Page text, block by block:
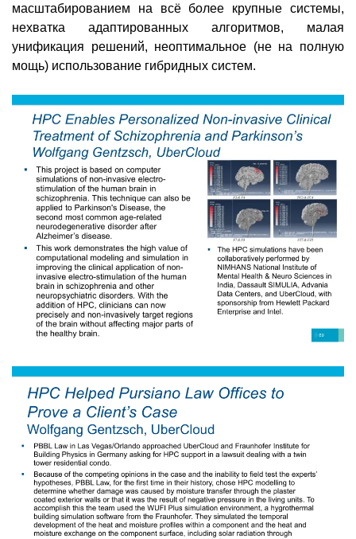
масштабированием на всё более крупные системы,
нехватка адаптированных алгоритмов, малая
унификация решений, неоптимальное (не на полную
мощь) использование гибридных систем.